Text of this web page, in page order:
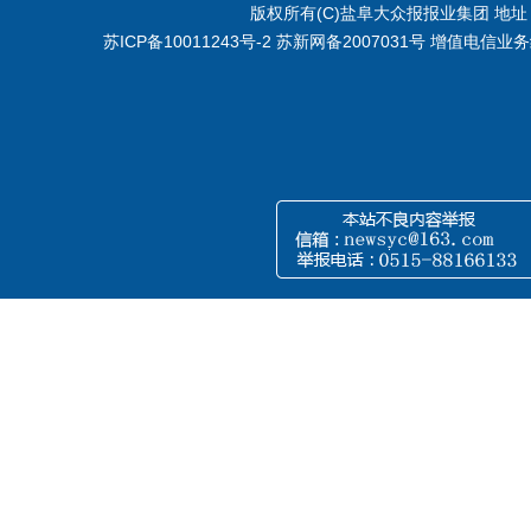
版权所有(C)盐阜大众报报业集团 地
苏ICP备10011243号-2 苏新网备2007031号 增值电信业